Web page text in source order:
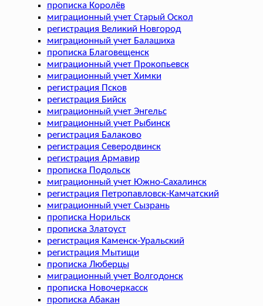
прописка Королёв
миграционный учет Старый Оскол
регистрация Великий Новгород
миграционный учет Балашиха
прописка Благовещенск
миграционный учет Прокопьевск
миграционный учет Химки
регистрация Псков
регистрация Бийск
миграционный учет Энгельс
миграционный учет Рыбинск
регистрация Балаково
регистрация Северодвинск
регистрация Армавир
прописка Подольск
миграционный учет Южно-Сахалинск
регистрация Петропавловск-Камчатский
миграционный учет Сызрань
прописка Норильск
прописка Златоуст
регистрация Каменск-Уральский
регистрация Мытищи
прописка Люберцы
миграционный учет Волгодонск
прописка Новочеркасск
прописка Абакан